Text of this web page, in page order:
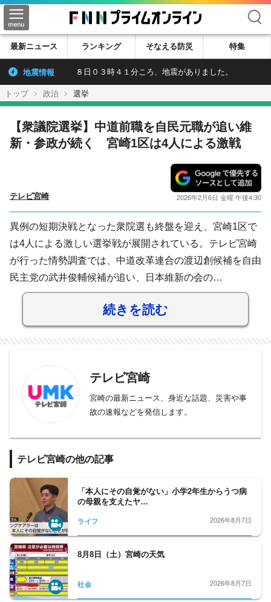
検索
最新ニュース ランキング そなえる防災 特集
地震情報 ８日０３時４１分ころ、地震がありました。
トップ 政治 選挙
【衆議院選挙】中道前職を自民元職が追い維
新・参政が続く 宮崎1区は4人による激戦
テレビ宮崎 2026年2月6日 金曜 午後4:30
異例の短期決戦となった衆院選も終盤を迎え、宮崎1区で
は4人による激しい選挙戦が展開されている。テレビ宮崎
が行った情勢調査では、中道改革連合の渡辺創候補を自由
民主党の武井俊輔候補が追い、日本維新の会の…
続きを読む
テレビ宮崎
宮崎の最新ニュース、身近な話題、災害や事
故の速報などを発信します。
テレビ宮崎の他の記事
「本人にその自覚がない」小学2年生からうつ病
の母親を支えたヤ…
ライフ 2026年8月7日
8月8日（土）宮崎の天気
社会 2026年8月7日